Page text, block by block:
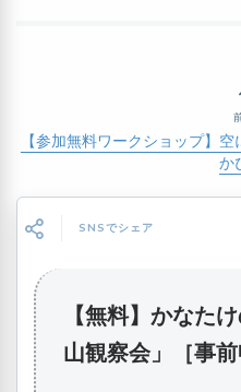
【参加無料ワークショップ】
か
SNSでシェア
【無料】かなた
山観察会」［事前